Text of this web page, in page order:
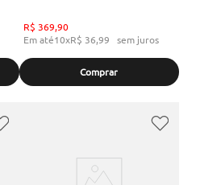
R$ 369,90
Em até10xR$ 36,99 sem juros
Comprar